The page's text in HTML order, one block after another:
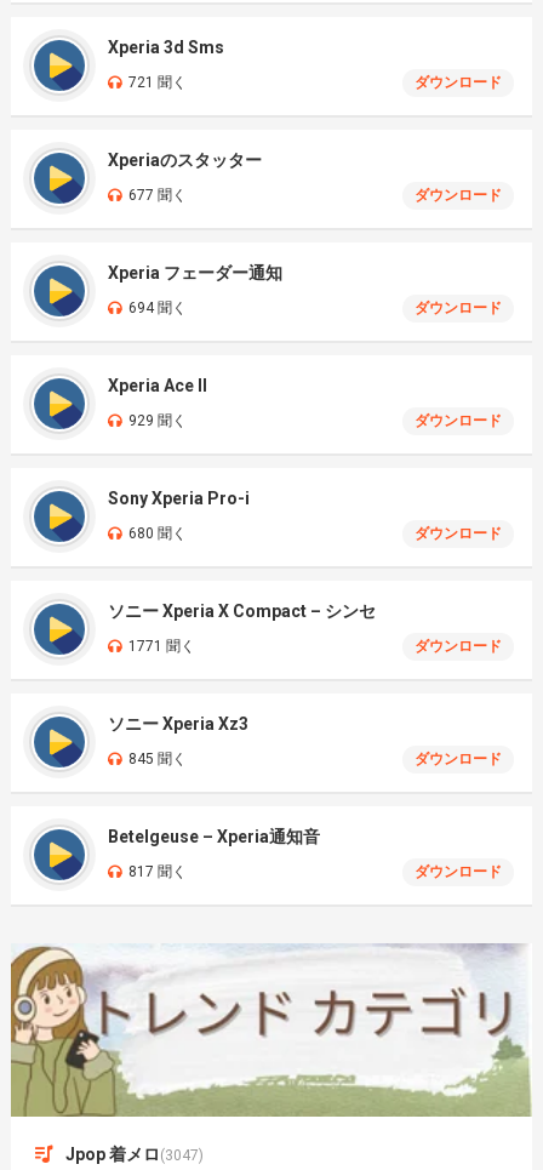
Xperia 3d Sms
721 聞く ダウンロード
Xperiaのスタッター
677 聞く ダウンロード
Xperia フェーダー通知
694 聞く ダウンロード
Xperia Ace II
929 聞く ダウンロード
Sony Xperia Pro-i
680 聞く ダウンロード
ソニー Xperia X Compact – シンセ
1771 聞く ダウンロード
ソニー Xperia Xz3
845 聞く ダウンロード
Betelgeuse – Xperia通知音
817 聞く ダウンロード
Jpop 着メロ (3047)